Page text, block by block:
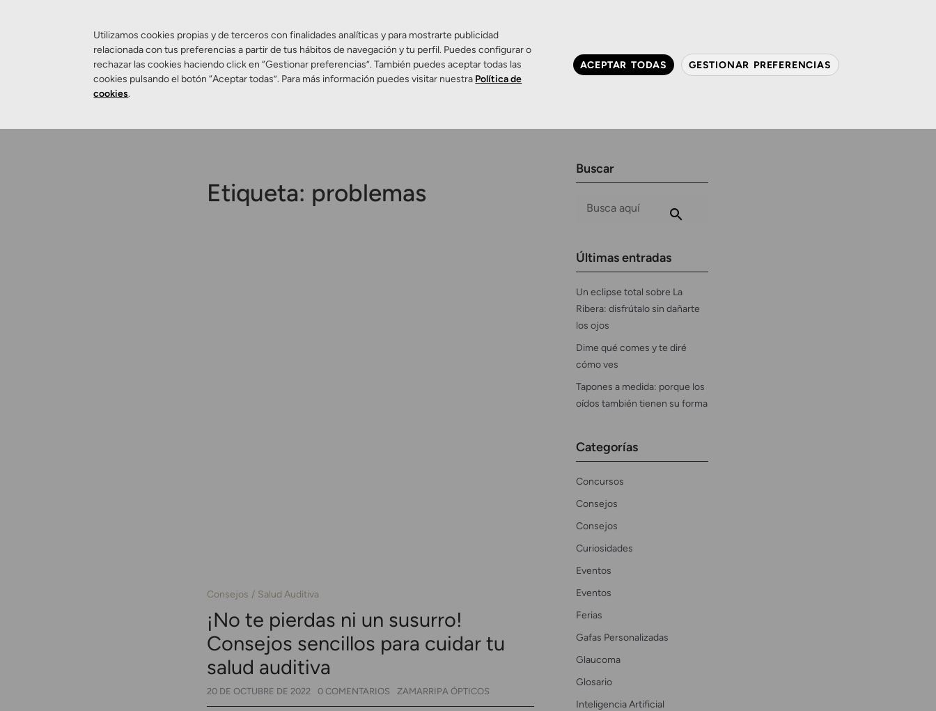
Salud Visual Ojo seco Control de miopía Contactología avanzada Audiología Gafas y mucho más
Etiqueta: problemas
Consejos Salud Auditiva
¡No te pierdas ni un susurro!
Consejos sencillos para cuidar tu
salud auditiva
20 DE OCTUBRE DE 2022 0 COMENTARIOS ZAMARRIPA ÓPTICOS
Buscar
Últimas entradas
Un eclipse total sobre La
Ribera: disfrútalo sin dañarte
los ojos
Dime qué comes y te diré
cómo ves
Tapones a medida: porque los
oídos también tienen su forma
Categorías
Concursos
Consejos
Consejos
Curiosidades
Eventos
Eventos
Ferias
Gafas Personalizadas
Glaucoma
Glosario
Inteligencia Artificial
Utilizamos cookies propias y de terceros con finalidades analíticas y para mostrarte publicidad
relacionada con tus preferencias a partir de tus hábitos de navegación y tu perfil. Puedes configurar o
rechazar las cookies haciendo click en “Gestionar preferencias”. También puedes aceptar todas las
cookies pulsando el botón “Aceptar todas”. Para más información puedes visitar nuestra Política de
cookies.
ACEPTAR TODAS GESTIONAR PREFERENCIAS